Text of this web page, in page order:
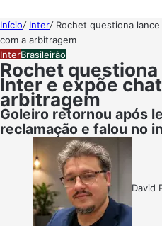
Início/ Inter/ Rochet questiona
com a arbitragem
InterBrasileirão
Rochet
Inter e expõe
arbitragem
Goleiro retornou após
reclamação e falou no
David